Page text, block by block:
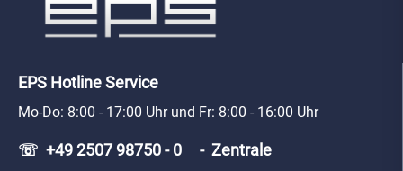
EPS Hotline Service
Mo-Do: 8:00 - 17:00 Uhr und Fr: 8:00 - 16:00 Uhr
☏ +49 2507 98750 - 0 - Zentrale